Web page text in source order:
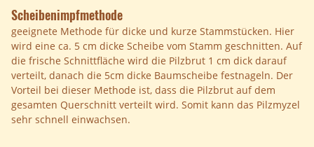
Scheibenimpfmethode
geeignete Methode für dicke und kurze Stammstücken. Hier
wird eine ca. 5 cm dicke Scheibe vom Stamm geschnitten. Auf
die frische Schnittfläche wird die Pilzbrut 1 cm dick darauf
verteilt, danach die 5cm dicke Baumscheibe festnageln. Der
Vorteil bei dieser Methode ist, dass die Pilzbrut auf dem
gesamten Querschnitt verteilt wird. Somit kann das Pilzmyzel
sehr schnell einwachsen.